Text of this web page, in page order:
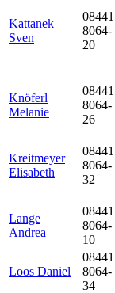
Kattanek
Sven
08441
8064-
20
Knöferl
Melanie
08441
8064-
26
Kreitmeyer
Elisabeth
08441
8064-
32
Lange
Andrea
08441
8064-
10
Loos Daniel
08441
8064-
34